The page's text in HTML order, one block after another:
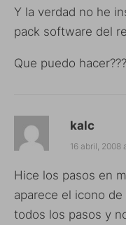
Y la verdad no he
pack software del
Que puedo hacer???
kalc
16 abril, 2008
Hice los pasos en
aparece el icono
todos los pasos y